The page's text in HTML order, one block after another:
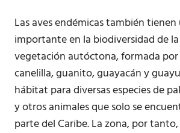
Las aves endémicas también
importante en la biodiversidad de
vegetación autóctona, formada por
canelilla, guanito, guayacán y
hábitat para diversas especies de
y otros animales que solo se
parte del Caribe. La zona, por